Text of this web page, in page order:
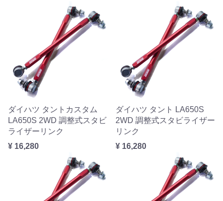
ダイハツ タントカスタム
LA650S 2WD 調整式スタビ
ライザーリンク
¥ 16,280
ダイハツ タント LA650S
2WD 調整式スタビライザー
リンク
¥ 16,280